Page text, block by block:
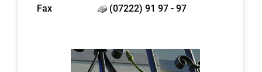
Fax
(07222) 91 97 - 97